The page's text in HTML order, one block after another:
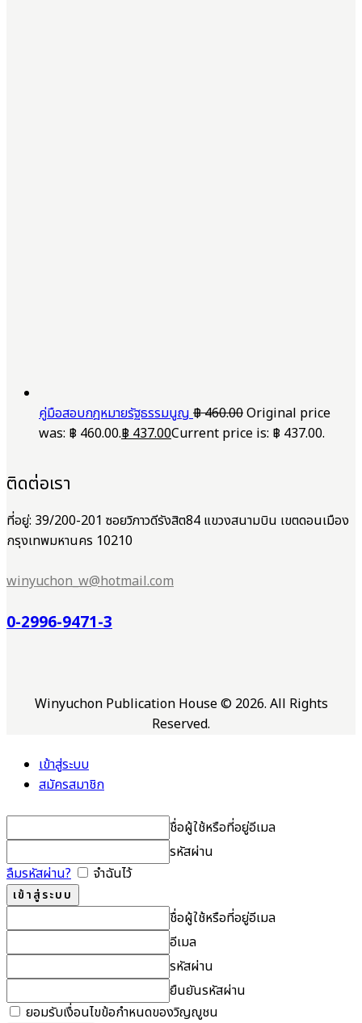
คู่มือสอบกฎหมายรัฐธรรมนูญ฿460.00Original price
was: ฿ 460.00.฿437.00Current price is: ฿ 437.00.
ติดต่อเรา
ที่อยู่: 39/200-201 ซอยวิภาวดีรังสิต84 แขวงสนามบิน เขตดอนเมือง
กรุงเทพมหานคร 10210
winyuchon_w@hotmail.com
0-2996-9471-3
Winyuchon Publication House © 2026. All Rights
Reserved.
เข้าสู่ระบบ
สมัครสมาชิก
ชื่อผู้ใช้หรือที่อยู่อีเมล
รหัสผ่าน
ลืมรหัสผ่าน?
จำฉันไว้
ชื่อผู้ใช้หรือที่อยู่อีเมล
อีเมล
รหัสผ่าน
ยืนยันรหัสผ่าน
ยอมรับเงื่อนไขข้อกำหนดของวิญญูชน